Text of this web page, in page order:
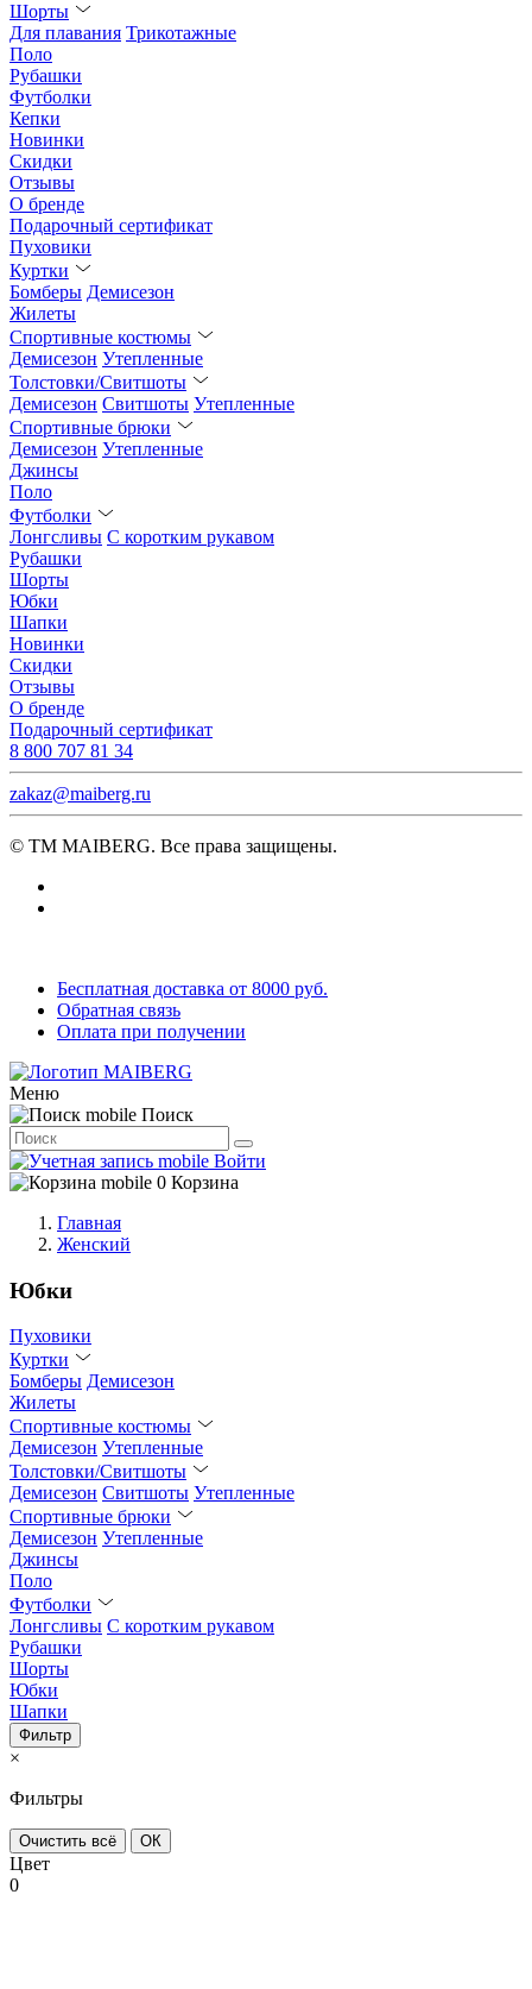
Шорты
Для плавания Трикотажные
Поло
Рубашки
Футболки
Кепки
Новинки
Скидки
Отзывы
О бренде
Подарочный сертификат
Пуховики
Куртки
Бомберы Демисезон
Жилеты
Спортивные костюмы
Демисезон Утепленные
Толстовки/Свитшоты
Демисезон Свитшоты Утепленные
Спортивные брюки
Демисезон Утепленные
Джинсы
Поло
Футболки
Лонгсливы С коротким рукавом
Рубашки
Шорты
Юбки
Шапки
Новинки
Скидки
Отзывы
О бренде
Подарочный сертификат
8 800 707 81 34
zakaz@maiberg.ru
© ТМ MAIBERG. Все права защищены.
Бесплатная доставка от 8000 руб.
Обратная связь
Оплата при получении
Меню
Поиск
Войти
0 Корзина
Главная
Женский
Юбки
Пуховики
Куртки
Бомберы Демисезон
Жилеты
Спортивные костюмы
Демисезон Утепленные
Толстовки/Свитшоты
Демисезон Свитшоты Утепленные
Спортивные брюки
Демисезон Утепленные
Джинсы
Поло
Футболки
Лонгсливы С коротким рукавом
Рубашки
Шорты
Юбки
Шапки
Фильтр
×
Фильтры
Очистить всё ОК
Цвет
0